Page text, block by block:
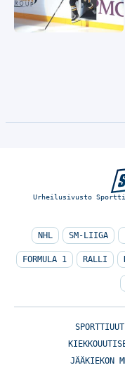
Urheilusivusto
NHL SM-LIIGA
FORMULA 1 RALLI
JÄÄKIEKON